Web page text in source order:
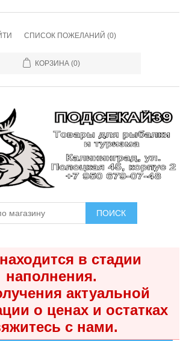
СПИСОК ПОЖЕЛАНИЙ (0)
КОРЗИНА (0)
ПОИСК
в стадии
наполнения.
актуальной
о ценах и остатках
с нами.